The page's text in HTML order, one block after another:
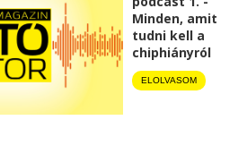
Minden, amit
tudni kell a
chiphiányról
ELOLVASOM